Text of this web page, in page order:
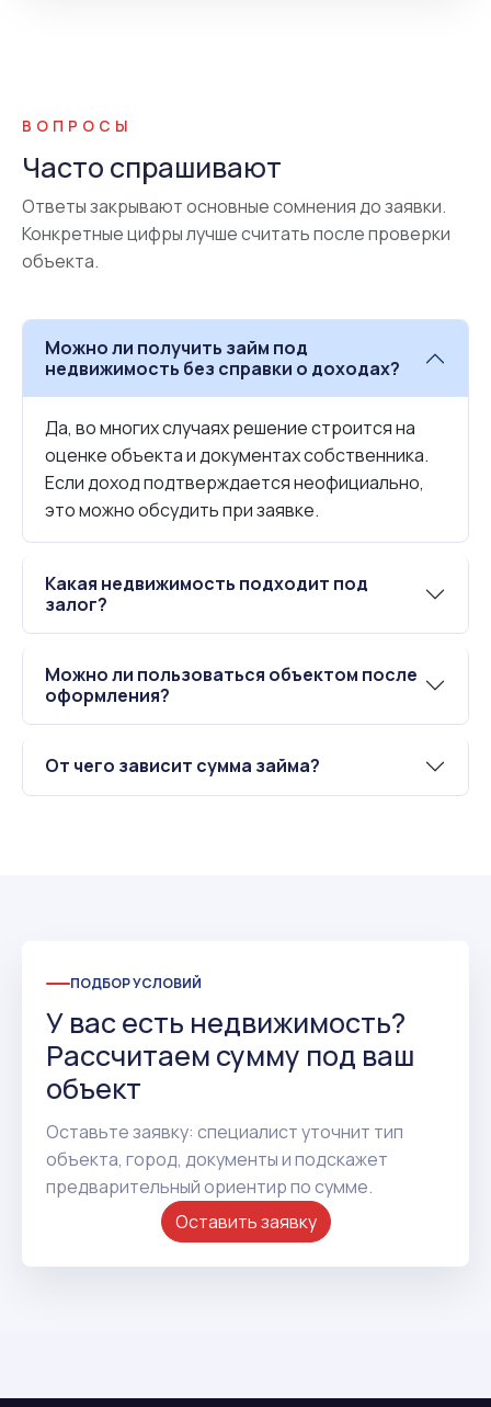
ВОПРОСЫ
Часто спрашивают
Ответы закрывают основные сомнения до заявки.
Конкретные цифры лучше считать после проверки
объекта.
Можно ли получить займ под
недвижимость без справки о доходах?
Да, во многих случаях решение строится на
оценке объекта и документах собственника.
Если доход подтверждается неофициально,
это можно обсудить при заявке.
Какая недвижимость подходит под
залог?
Можно ли пользоваться объектом после
оформления?
От чего зависит сумма займа?
ПОДБОР УСЛОВИЙ
У вас есть недвижимость?
Рассчитаем сумму под ваш
объект
Оставьте заявку: специалист уточнит тип
объекта, город, документы и подскажет
предварительный ориентир по сумме.
Оставить заявку